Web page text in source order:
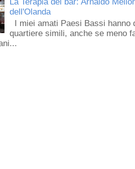
La Terapia del bar: Arnaldo
dell'Olanda
I miei amati Paesi Bassi
quartiere simili, anche se meno